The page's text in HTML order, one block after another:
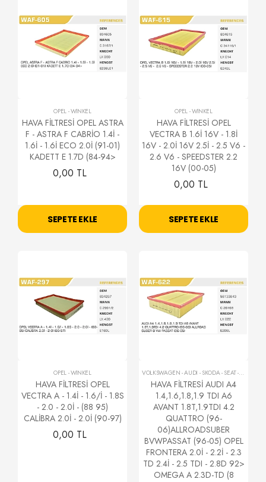
OPEL-WİNKEL
HAVA FİLTRESİ OPEL ASTRA
F - ASTRA F CABRİO 1.4İ -
1.6İ - 1.6İ ECO 2.0İ (91-01)
KADETT E 1.7D (84-94>
0,00 TL
SEPETE EKLE
OPEL-WİNKEL
HAVA FİLTRESİ OPEL
VECTRA B 1.6İ 16V - 1.8İ
16V - 2.0İ 16V 2.5İ - 2.5 V6 -
2.6 V6 - SPEEDSTER 2.2
16V (00-05)
0,00 TL
SEPETE EKLE
OPEL-WİNKEL
HAVA FİLTRESİ OPEL
VECTRA A - 1.4İ - 1.6/İ - 1.8S
- 2.0 - 2.0İ - (88 95)
CALİBRA 2.0İ - 2.0İ (90-97)
0,00 TL
VOLKSWAGEN - AUDI - SKODA - SEAT- WİNKEL
HAVA FİLTRESİ AUDI A4
1.4,1.6,1.8,1.9 TDI A6
AVANT 1.8T,1.9TDI 4.2
QUATTRO (96-
06)ALLROADSUBER
BVWPASSAT (96-05) OPEL
FRONTERA 2.0İ - 2.2İ - 2.3
TD 2.4İ - 2.5 TDI - 2.8D 92>
OMEGA A 2.3D-TD (8